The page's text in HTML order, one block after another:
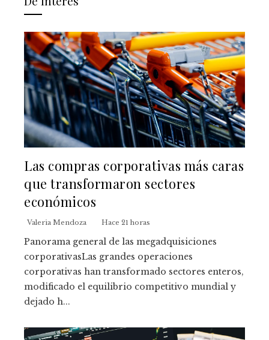
Las compras corporativas más caras
que transformaron sectores
económicos
Valeria Mendoza Hace 21 horas
Panorama general de las megadquisiciones
corporativasLas grandes operaciones
corporativas han transformado sectores enteros,
modificado el equilibrio competitivo mundial y
dejado h...